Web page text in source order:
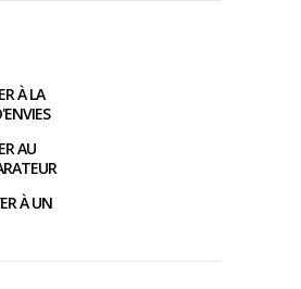
À LA
AU
À UN